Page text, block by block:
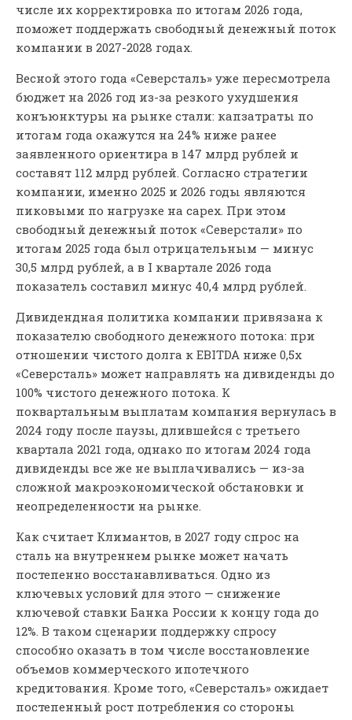
числе их корректировка по итогам 2026 года,
поможет поддержать свободный денежный поток
компании в 2027-2028 годах.
Весной этого года «Северсталь» уже пересмотрела
бюджет на 2026 год из-за резкого ухудшения
конъюнктуры на рынке стали: капзатраты по
итогам года окажутся на 24% ниже ранее
заявленного ориентира в 147 млрд рублей и
составят 112 млрд рублей. Согласно стратегии
компании, именно 2025 и 2026 годы являются
пиковыми по нагрузке на capex. При этом
свободный денежный поток «Северстали» по
итогам 2025 года был отрицательным — минус
30,5 млрд рублей, а в I квартале 2026 года
показатель составил минус 40,4 млрд рублей.
Дивидендная политика компании привязана к
показателю свободного денежного потока: при
отношении чистого долга к EBITDA ниже 0,5х
«Северсталь» может направлять на дивиденды до
100% чистого денежного потока. К
поквартальным выплатам компания вернулась в
2024 году после паузы, длившейся с третьего
квартала 2021 года, однако по итогам 2024 года
дивиденды все же не выплачивались — из-за
сложной макроэкономической обстановки и
неопределенности на рынке.
Как считает Климантов, в 2027 году спрос на
сталь на внутреннем рынке может начать
постепенно восстанавливаться. Одно из
ключевых условий для этого — снижение
ключевой ставки Банка России к концу года до
12%. В таком сценарии поддержку спросу
способно оказать в том числе восстановление
объемов коммерческого ипотечного
кредитования. Кроме того, «Северсталь» ожидает
постепенный рост потребления со стороны